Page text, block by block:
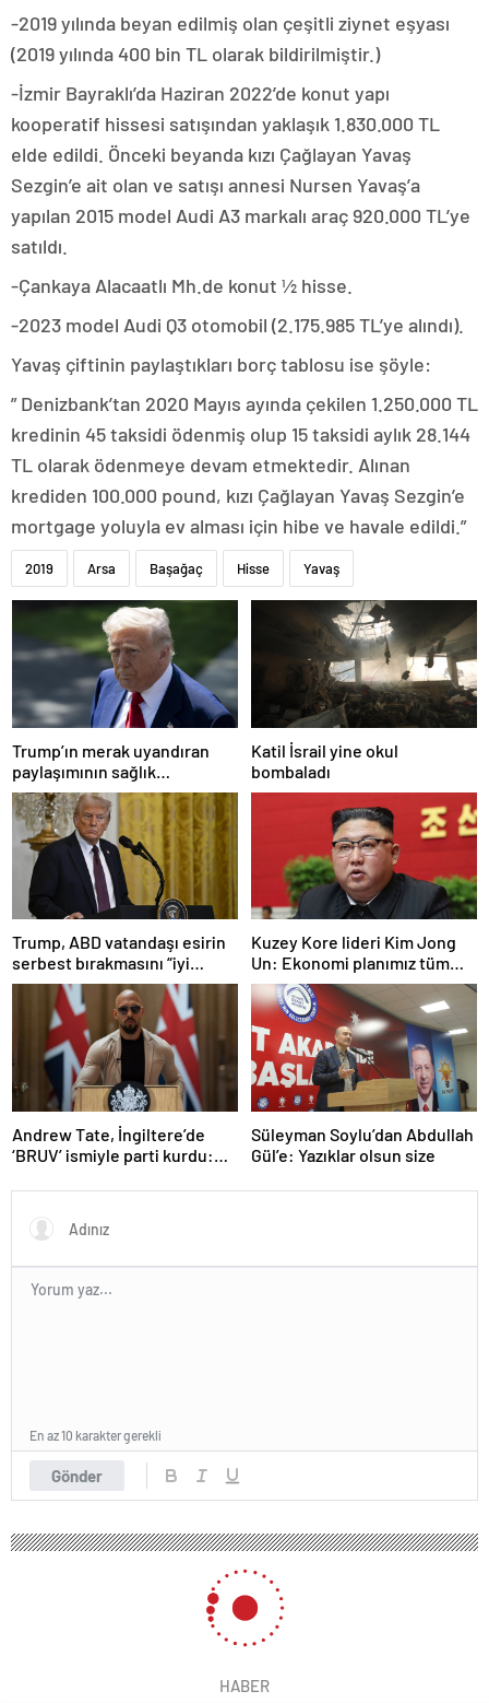
-2019 yılında beyan edilmiş olan çeşitli ziynet eşyası
(2019 yılında 400 bin TL olarak bildirilmiştir.)
-İzmir Bayraklı’da Haziran 2022’de konut yapı
kooperatif hissesi satışından yaklaşık 1.830.000 TL
elde edildi. Önceki beyanda kızı Çağlayan Yavaş
Sezgin’e ait olan ve satışı annesi Nursen Yavaş’a
yapılan 2015 model Audi A3 markalı araç 920.000 TL’ye
satıldı.
-Çankaya Alacaatlı Mh.de konut ½ hisse.
-2023 model Audi Q3 otomobil (2.175.985 TL’ye alındı).
Yavaş çiftinin paylaştıkları borç tablosu ise şöyle:
” Denizbank’tan 2020 Mayıs ayında çekilen 1.250.000 TL
kredinin 45 taksidi ödenmiş olup 15 taksidi aylık 28.144
TL olarak ödenmeye devam etmektedir. Alınan
krediden 100.000 pound, kızı Çağlayan Yavaş Sezgin’e
mortgage yoluyla ev alması için hibe ve havale edildi.”
2019 Arsa Başağaç Hisse Yavaş
Trump’ın merak uyandıran
paylaşımının sağlık
sistemiyle ilgili kararname
olduğu anlaşıldı
Katil İsrail yine okul
bombaladı
Trump, ABD vatandaşı esirin
serbest bırakmasını “iyi
niyetle atılmış bir adım”
olarak değerlendirdi
Kuzey Kore lideri Kim Jong
Un: Ekonomi planımız tüm
sektörlerde başarısız oldu
Andrew Tate, İngiltere’de
‘BRUV’ ismiyle parti kurdu:
propagandasını
yasaklayacağız’
Süleyman Soylu’dan Abdullah
Gül’e: Yazıklar olsun size
Gönder
En az 10 karakter gerekli
HABER